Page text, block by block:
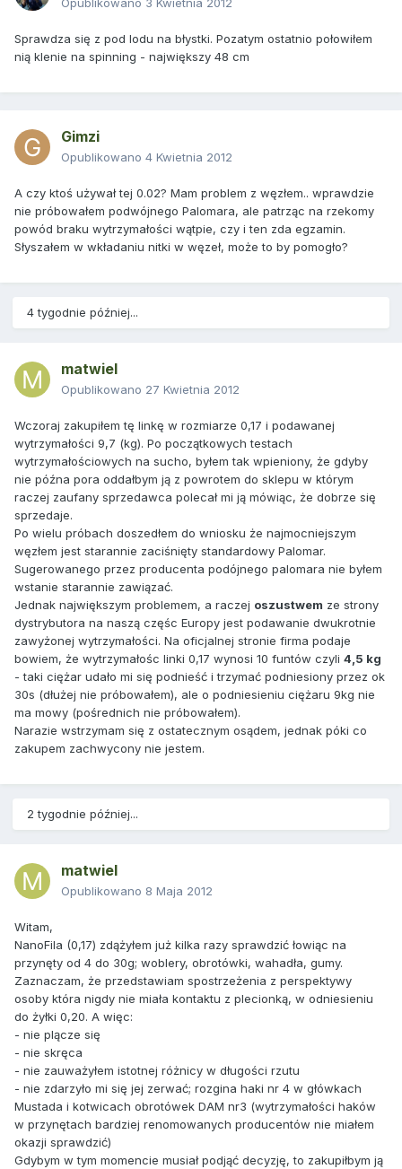
Opublikowano 3 Kwietnia 2012
Sprawdza się z pod lodu na błystki. Pozatym ostatnio połowiłem
nią klenie na spinning - największy 48 cm
Gimzi
Opublikowano 4 Kwietnia 2012
A czy ktoś używał tej 0.02? Mam problem z węzłem.. wprawdzie
nie próbowałem podwójnego Palomara, ale patrząc na rzekomy
powód braku wytrzymałości wątpie, czy i ten zda egzamin.
Słyszałem w wkładaniu nitki w węzeł, może to by pomogło?
4 tygodnie później...
matwiel
Opublikowano 27 Kwietnia 2012
Wczoraj zakupiłem tę linkę w rozmiarze 0,17 i podawanej
wytrzymałości 9,7 (kg). Po początkowych testach
wytrzymałościowych na sucho, byłem tak wpieniony, że gdyby
nie późna pora oddałbym ją z powrotem do sklepu w którym
raczej zaufany sprzedawca polecał mi ją mówiąc, że dobrze się
sprzedaje.
Po wielu próbach doszedłem do wniosku że najmocniejszym
węzłem jest starannie zaciśnięty standardowy Palomar.
Sugerowanego przez producenta podójnego palomara nie byłem
wstanie starannie zawiązać.
Jednak największym problemem, a raczej oszustwem ze strony
dystrybutora na naszą częśc Europy jest podawanie dwukrotnie
zawyżonej wytrzymałości. Na oficjalnej stronie firma podaje
bowiem, że wytrzymałośc linki 0,17 wynosi 10 funtów czyli 4,5 kg
- taki ciężar udało mi się podnieść i trzymać podniesiony przez ok
30s (dłużej nie próbowałem), ale o podniesieniu ciężaru 9kg nie
ma mowy (pośrednich nie próbowałem).
Narazie wstrzymam się z ostatecznym osądem, jednak póki co
zakupem zachwycony nie jestem.
2 tygodnie później...
matwiel
Opublikowano 8 Maja 2012
Witam,
NanoFila (0,17) zdążyłem już kilka razy sprawdzić łowiąc na
przynęty od 4 do 30g; woblery, obrotówki, wahadła, gumy.
Zaznaczam, że przedstawiam spostrzeżenia z perspektywy
osoby która nigdy nie miała kontaktu z plecionką, w odniesieniu
do żyłki 0,20. A więc:
- nie plącze się
- nie skręca
- nie zauważyłem istotnej różnicy w długości rzutu
- nie zdarzyło mi się jej zerwać; rozgina haki nr 4 w główkach
Mustada i kotwicach obrotówek DAM nr3 (wytrzymałości haków
w przynętach bardziej renomowanych producentów nie miałem
okazji sprawdzić)
Gdybym w tym momencie musiał podjąć decyzję, to zakupiłbym ją